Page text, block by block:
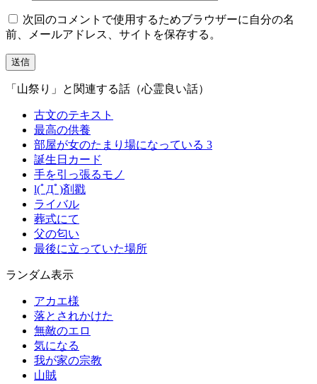
次回のコメントで使用するためブラウザーに自分の名
前、メールアドレス、サイトを保存する。
「山祭り」と関連する話（心霊良い話）
古文のテキスト
最高の供養
部屋が女のたまり場になっている 3
誕生日カード
手を引っ張るモノ
l(ﾟДﾟ)剤戳
ライバル
葬式にて
父の匂い
最後に立っていた場所
ランダム表示
アカエ様
落とされかけた
無敵のエロ
気になる
我が家の宗教
山賊